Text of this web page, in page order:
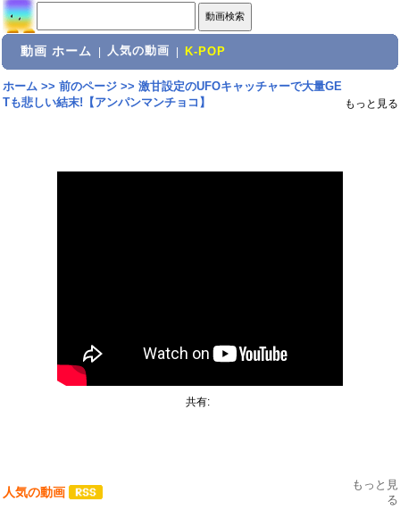
動画 ホーム 人気の動画 K-POP
ホーム>> 前のページ>> 激甘設定のUFOキャッチャーで大量GE
Tも悲しい結末!【アンパンマンチョコ】
もっと見る
共有:
人気の動画
もっと見
る